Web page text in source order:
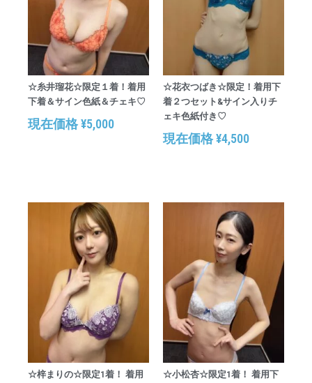
☆糸井瑠花☆限定１着！着用
下着＆サイン色紙＆チェキ♡
現在価格¥5,000
☆花衣つばき☆限定！着用下
着２つセット&サイン入りチ
ェキ色紙付き♡
現在価格¥4,500
☆梓まりの☆限定1着！ 着用
☆小松杏☆限定1着！ 着用下